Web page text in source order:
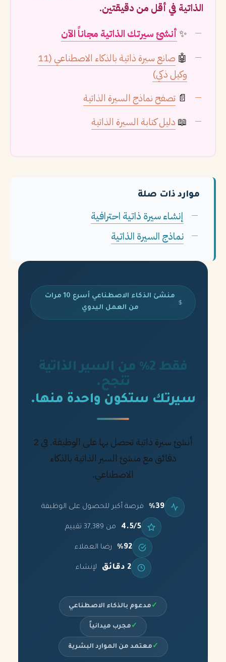
الذاتية في أقل من دقيقتين.
✨ أنشئ سيرتك الذاتية مجاناً الآن
🤖
صانع سيرة ذاتية بالذكاء الاصطناعي (11
وكيل ذكي)
📄 تصفح نماذج السيرة الذاتية
📖 دليل كتابة السيرة الذاتية
موارد ذات صلة
إنشاء سيرة ذاتية احترافية
نماذج السيرة الذاتية
منشئ الذكاء الاصطناعي أسرع 10 مرات
من العمل اليدوي
فقط 2% من السير الذاتية
تنجح.
سيرتك ستكون واحدة منها.
أنشئ سيرة ذاتية تحصل بها على الوظيفة. في 2
دقائق مع منشئ السير الذاتية بالذكاء
الاصطناعي.
%39 فرصة أكبر للحصول على الوظيفة
4.5/5 من 37,389 تقييم
%92 رضا العملاء
2 دقائق لإنشاء
✓ مدعوم بالذكاء الاصطناعي
✓ مجرب ميدانياً
✓ معتمد من الموارد البشرية